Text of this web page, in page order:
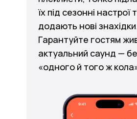
їх під сезонні настрої
додають нові
Гарантуйте гостям
актуальний саунд —
«одного й того ж